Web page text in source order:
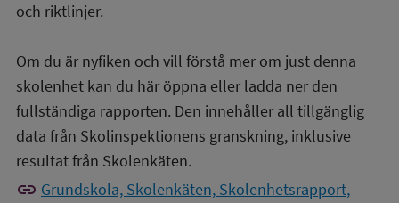
och riktlinjer.
Om du är nyfiken och vill förstå mer om just denna
skolenhet kan du här öppna eller ladda ner den
fullständiga rapporten. Den innehåller all tillgänglig
data från Skolinspektionens granskning, inklusive
resultat från Skolenkäten.
link Grundskola, Skolenkäten, Skolenhetsrapport,